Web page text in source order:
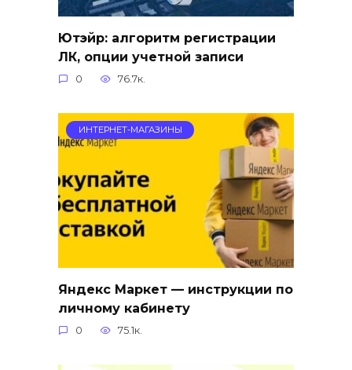
Ютэйр: алгоритм регистрации
ЛК, опции учетной записи
0 76.7к.
ИНТЕРНЕТ-МАГАЗИНЫ
Яндекс Маркет — инструкции по
личному кабинету
0 75.1к.